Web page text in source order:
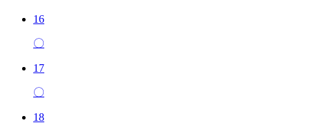
16
〇
17
〇
18